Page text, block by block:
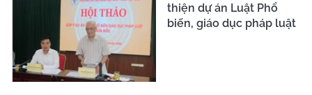
thiện dự án Luật Phổ
biến, giáo dục pháp luật